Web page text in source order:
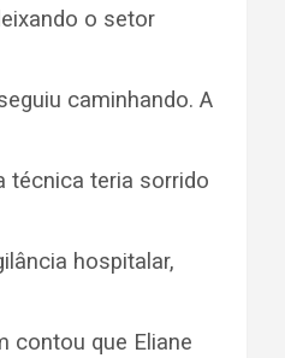
o setor
caminhando. A
técnica teria sorrido
hospitalar,
contou que Eliane